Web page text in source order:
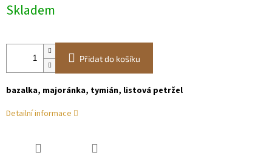
cena:
Skladem
Přidat do košíku
bazalka, majoránka, tymián, listová petržel
Detailní informace